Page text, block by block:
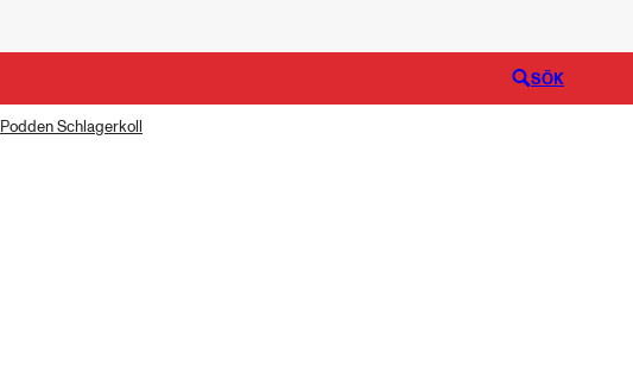
SÖK
Podden Schlagerkoll